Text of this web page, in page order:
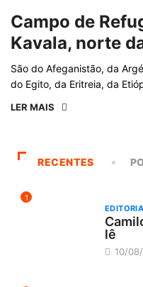
Campo de
Kavala, norte
São do Afeganistão, da
do Egito, da Eritreia, da
LER MAIS
RECENTES
1
lê
10/